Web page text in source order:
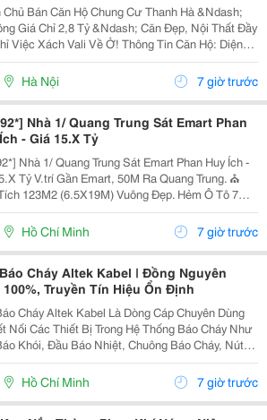
Chủ Bán Căn Hộ Chung Cư Thanh Hà &Ndash;
Nội Thất Đầy
Xách Vali Về Ở! Thông Tin Căn Hộ: Diện
Thiết Kế: 2 Phòng Ngủ &Ndash; 2
Vệ Sinh Phòng Khách Rộng Kết Hợp...
Hà Nội 7 giờ trước
Nhà 1/ Quang Trung Sát Emart Phan
- Giá 15.X Tỷ
Nhà 1/ Quang Trung Sát Emart Phan Huy Ích -
50M Ra Quang Trung. ⛪
123M2 (6.5X19M) Vuông Đẹp. Hẻm Ô Tô 7M
Thoáng. ️ Kết Cấu 4T, Có 11Phòng Ngủ 11Tolet.
Xây Mới. ▶️ Liên Hệ Ngay Để Xem...
Hồ Chí Minh 7 giờ trước
Cháy Altek Kabel | Đồng Nguyên
100%, Truyền Tín Hiệu Ổn Định
Cháy Altek Kabel Là Dòng Cáp Chuyên Dùng
Nối Các Thiết Bị Trong Hệ Thống Báo Cháy Như
Khói, Đầu Báo Nhiệt, Chuông Báo Cháy, Nút
Và Tủ Trung Tâm Báo Cháy. Với Ruột Dẫn
Nguyên Chất 100% Sản Phẩm Giúp Truyền Tín...
Hồ Chí Minh 7 giờ trước